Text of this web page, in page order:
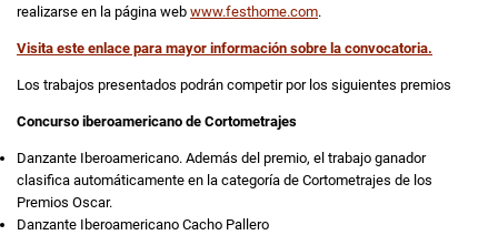
realizarse en la página web www.festhome.com.
Visita este enlace para mayor información sobre la convocatoria.
Los trabajos presentados podrán competir por los siguientes premios
Concurso iberoamericano de Cortometrajes
Danzante Iberoamericano. Además del premio, el trabajo ganador
clasifica automáticamente en la categoría de Cortometrajes de los
Premios Oscar.
Danzante Iberoamericano Cacho Pallero